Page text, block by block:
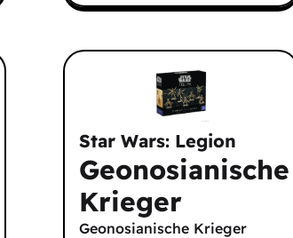
Star Wars: Legion
Geonosianische
Krieger
Geonosianische Krieger